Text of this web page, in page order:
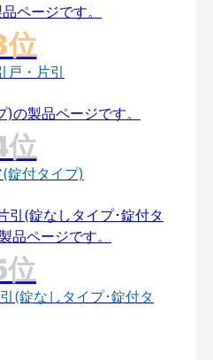
戸・片引
錠付タイプ)
(錠なしタイプ･錠付タ